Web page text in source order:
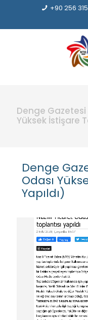
+90 256
Denge Gazetesi
Yüksek İstişare
Denge
Odası
Yapıldı)